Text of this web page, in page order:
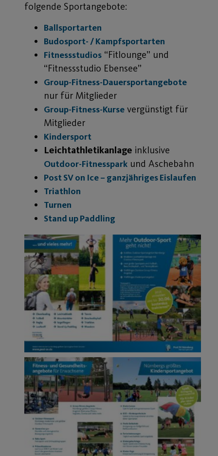
folgende Sportangebote:
Ballsportarten
Budosport- / Kampfsportarten
Fitnessstudios “Fitlounge” und
“Fitnessstudio Ebensee”
Group-Fitness-Dauersportangebote
nur für Mitglieder
Group-Fitness-Kurse vergünstigt für
Mitglieder
Kindersport
Leichtathletikanlage inklusive
Outdoor-Fitnesspark und Aschebahn
Post SV on Ice – ganzjähriges Eislaufen
Triathlon
Turnen
Stand up Paddling